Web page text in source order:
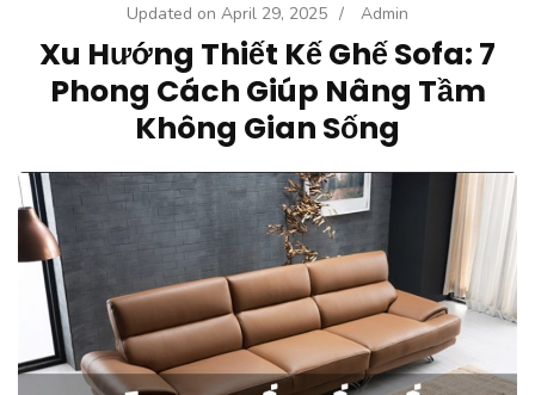
Updated on April 29, 2025 / Admin
Xu Hướng Thiết Kế Ghế Sofa: 7
Phong Cách Giúp Nâng Tầm
Không Gian Sống